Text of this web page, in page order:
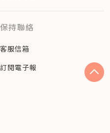
保持聯絡
客服信箱
訂閱電子報